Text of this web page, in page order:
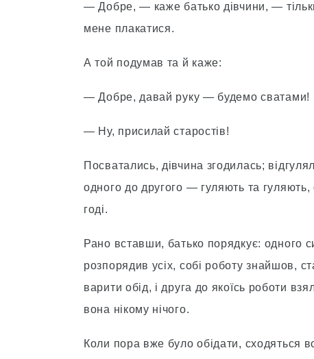
— Добре, — каже батько дівчини, —
мене плакатися.
А той подумав та й каже:
— Добре, давай руку — будемо сватами!
— Ну, присилай старостів!
Посватались, дівчина згодилась;
одного до другого — гуляють та
годі.
Рано вставши, батько порядкує: одного
розпорядив усіх, собі роботу знайшов,
варити обід, і друга до якоїсь роботи
вона нікому нічого.
Коли пора вже було обідати, сходяться